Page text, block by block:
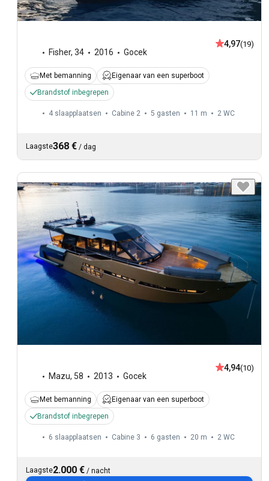
Fisher, 34 2016 Gocek
4,97(19)
Met bemanning
Eigenaar van een superboot
Brandstof inbegrepen
4 slaapplaatsen Cabine 2 5 gasten 11 m 2 WC
Laagste368 € / dag
Mazu, 58 2013 Gocek
4,94(10)
Met bemanning
Eigenaar van een superboot
Brandstof inbegrepen
6 slaapplaatsen Cabine 3 6 gasten 20 m 2 WC
Laagste2.000 € / nacht